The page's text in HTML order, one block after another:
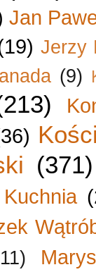
Jan
Jerzy
(9)
(371)
Kuchnia